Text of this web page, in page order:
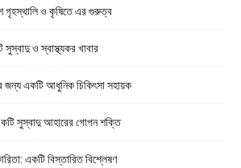
গৃহস্থালি ও কৃষিতে এর গুরুত্ব
ও স্বাস্থ্যকর খাবার
জন্য একটি আধুনিক চিকিৎসা সহায়ক
সুস্বাদু আহারের গোপন শক্তি
একটি বিস্তারিত বিশ্লেষণ